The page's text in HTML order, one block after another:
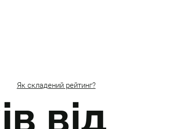
Як складений рейтинг?
від